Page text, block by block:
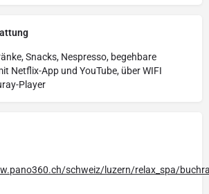
Snacks, Nespresso, begehbare
Netflix-App und YouTube, über WIFI
Player
schweiz/luzern/relax_spa/